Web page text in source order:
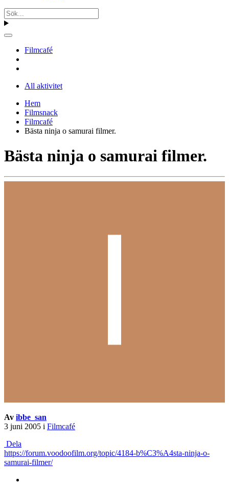
Filmcafé
All aktivitet
Hem
Filmsnack
Filmcafé
Bästa ninja o samurai filmer.
Bästa ninja o samurai filmer.
Av ibbe_san
3 juni 2005 i Filmcafé
Dela
https://forum.voodoofilm.org/topic/4184-b%C3%A4sta-ninja-o-
samurai-filmer/